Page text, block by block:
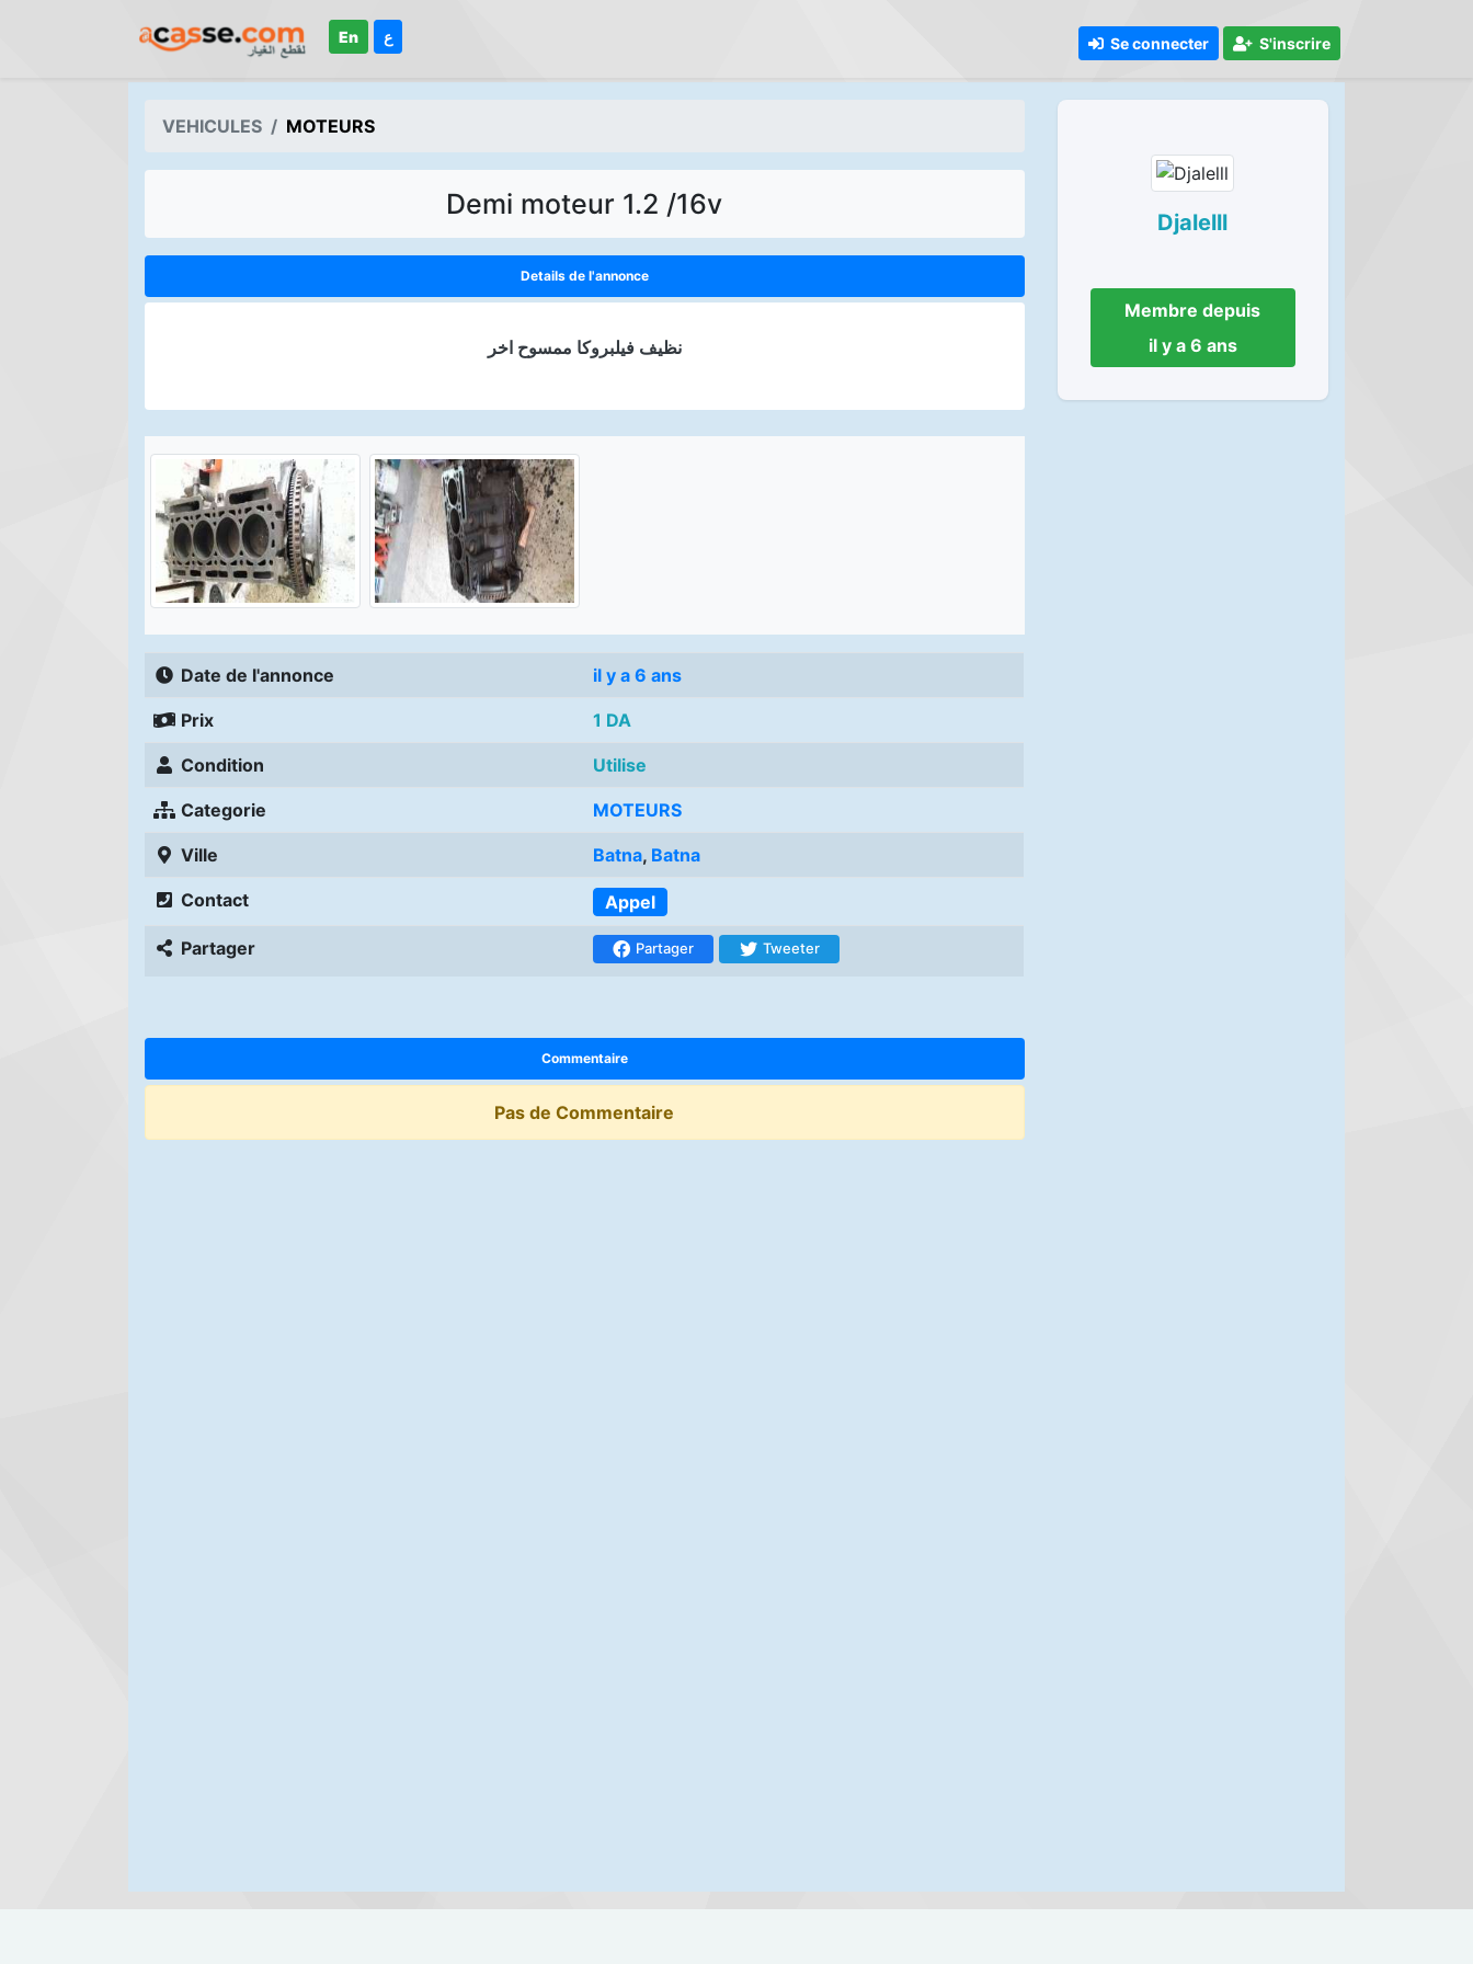
En ع Se connecter S'inscrire
VEHICULES MOTEURS
Demi moteur 1.2 /16v
Details de l'annonce
نظيف فيلبروكا ممسوح اخر
Date de l'annonce il y a 6 ans
Prix 1 DA
Condition Utilise
Categorie MOTEURS
Ville Batna, Batna
Contact Appel
Partager Partager Tweeter
Commentaire
Pas de Commentaire
Djalelll
Membre depuis
il y a 6 ans